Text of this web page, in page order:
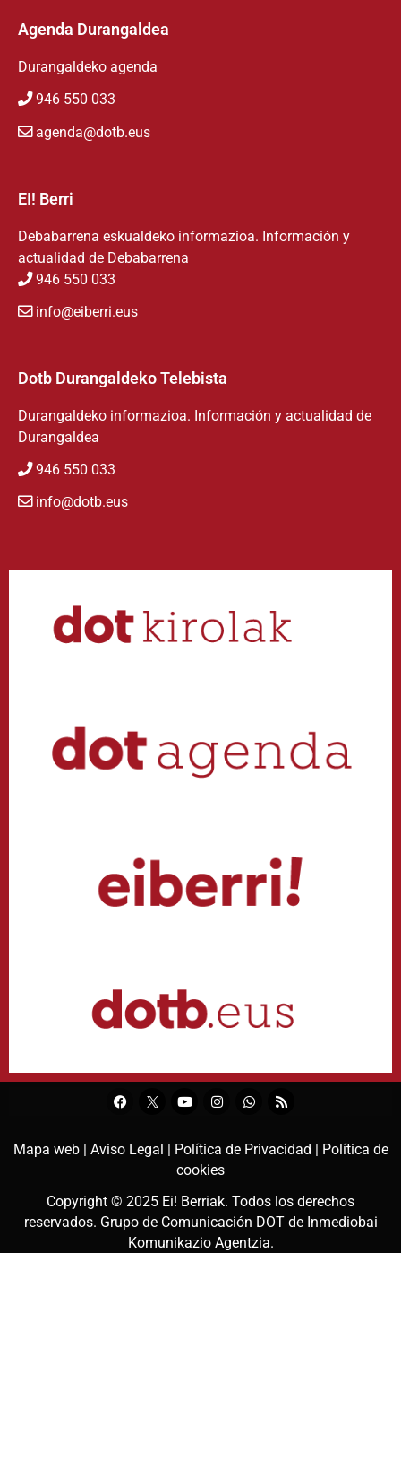
Agenda Durangaldea
Durangaldeko agenda
946 550 033
agenda@dotb.eus
EI! Berri
Debabarrena eskualdeko informazioa. Información y
actualidad de Debabarrena
946 550 033
info@eiberri.eus
Dotb Durangaldeko Telebista
Durangaldeko informazioa. Información y actualidad de
Durangaldea
946 550 033
info@dotb.eus
Mapa web | Aviso Legal | Política de Privacidad |
Política de
cookies
Copyright © 2025 Ei! Berriak. Todos los derechos
reservados. Grupo de Comunicación DOT de Inmediobai
Komunikazio Agentzia.